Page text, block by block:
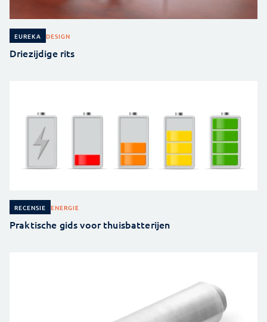
EUREKA DESIGN
Driezijdige rits
RECENSIE ENERGIE
Praktische gids voor thuisbatterijen